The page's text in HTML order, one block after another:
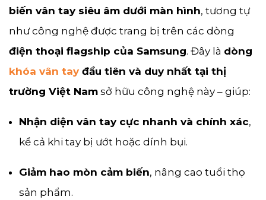
biến vân tay siêu âm dưới màn hình, tương tự
như công nghệ được trang bị trên các dòng
điện thoại flagship của Samsung. Đây là dòng
khóa vân tay đầu tiên và duy nhất tại thị
trường Việt Nam sở hữu công nghệ này – giúp:
Nhận diện vân tay cực nhanh và chính xác,
kể cả khi tay bị ướt hoặc dính bụi.
Giảm hao mòn cảm biến, nâng cao tuổi thọ
sản phẩm.